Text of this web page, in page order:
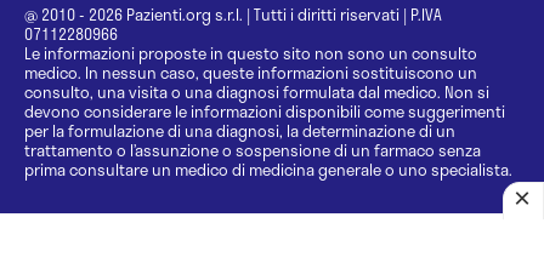
@ 2010 - 2026 Pazienti.org s.r.l. | Tutti i diritti riservati | P.IVA
07112280966
Le informazioni proposte in questo sito non sono un consulto
medico. In nessun caso, queste informazioni sostituiscono un
consulto, una visita o una diagnosi formulata dal medico. Non si
devono considerare le informazioni disponibili come suggerimenti
per la formulazione di una diagnosi, la determinazione di un
trattamento o l’assunzione o sospensione di un farmaco senza
prima consultare un medico di medicina generale o uno specialista.